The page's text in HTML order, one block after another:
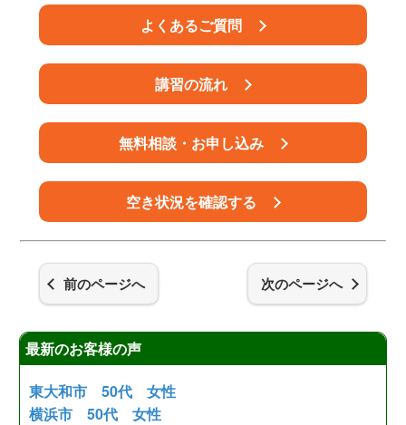
よくあるご質問
講習の流れ
無料相談・お申し込み
空き状況を確認する
前のページへ 次のページへ
最新のお客様の声
東大和市 50代 女性
横浜市 50代 女性